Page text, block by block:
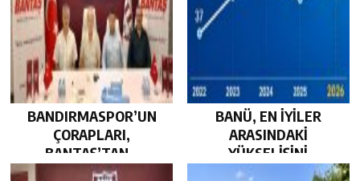
BANDIRMASPOR’UN
ÇORAPLARI,
BANTAŞ’TAN…
BANÜ, EN İYİLER
ARASINDAKİ
YÜKSELİŞİNİ
SÜRDÜRDÜ…